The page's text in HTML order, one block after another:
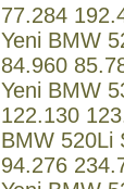
77.284
Yeni BMW
84.960
Yeni BMW
122.130
BMW 520Li
94.276